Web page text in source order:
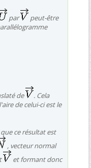
par
peut-être
de
. Cela
de celui-ci est le
ce résultat est
, vecteur normal
et formant donc